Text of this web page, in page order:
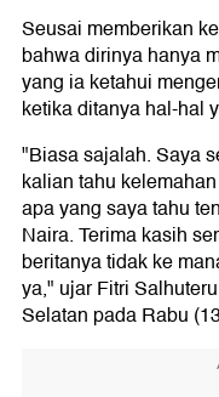
Seusai memberikan
bahwa dirinya hanya
yang ia ketahui
ketika ditanya hal-hal
"Biasa sajalah. Saya
kalian tahu
apa yang saya tahu
Naira. Terima kasih
beritanya tidak ke
ya," ujar Fitri
Selatan pada Rabu